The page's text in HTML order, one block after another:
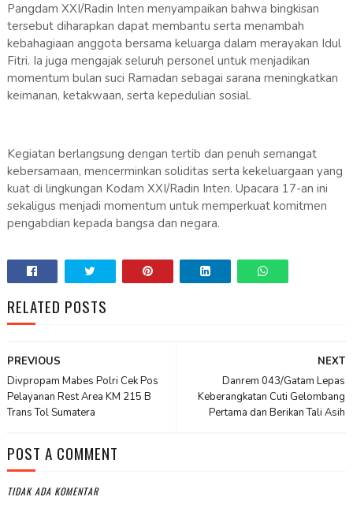
Pangdam XXI/Radin Inten menyampaikan bahwa bingkisan
tersebut diharapkan dapat membantu serta menambah
kebahagiaan anggota bersama keluarga dalam merayakan Idul
Fitri. Ia juga mengajak seluruh personel untuk menjadikan
momentum bulan suci Ramadan sebagai sarana meningkatkan
keimanan, ketakwaan, serta kepedulian sosial.
Kegiatan berlangsung dengan tertib dan penuh semangat
kebersamaan, mencerminkan soliditas serta kekeluargaan yang
kuat di lingkungan Kodam XXI/Radin Inten. Upacara 17-an ini
sekaligus menjadi momentum untuk memperkuat komitmen
pengabdian kepada bangsa dan negara.
RELATED POSTS
NEXT
Danrem 043/Gatam Lepas
Keberangkatan Cuti Gelombang
Pertama dan Berikan Tali Asih
PREVIOUS
Divpropam Mabes Polri Cek Pos
Pelayanan Rest Area KM 215 B
Trans Tol Sumatera
POST A COMMENT
TIDAK ADA KOMENTAR